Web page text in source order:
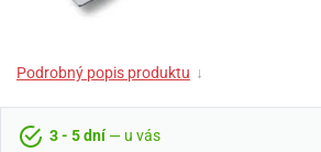
Podrobný popis produktu ↓
3 - 5 dní— u vás